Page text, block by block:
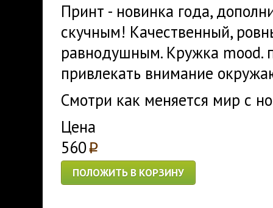
Принт - новинка года,
скучным! Качественный,
равнодушным. Кружка
привлекать внимание
Смотри как меняется мир с
Цена
560p
ПОЛОЖИТЬ В КОРЗИНУ